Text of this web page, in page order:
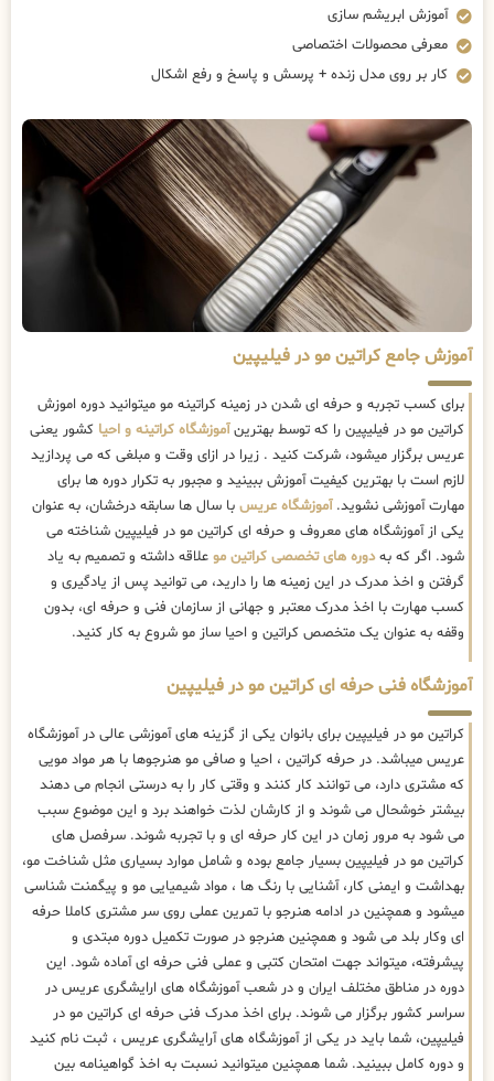
آموزش ابریشم سازی
معرفی محصولات اختصاصی
کار بر روی مدل زنده + پرسش و پاسخ و رفع اشکال
آموزش جامع کراتین مو در فیلیپین
برای کسب تجربه و حرفه ای شدن در زمینه کراتینه مو میتوانید دوره اموزش
کراتین مو در فیلیپین را که توسط بهترینآموزشگاه کراتینه و احیا کشور یعنی
عریس برگزار میشود، شرکت کنید . زیرا در ازای وقت و مبلغی که می پردازید
لازم است با بهترین کیفیت آموزش ببینید و مجبور به تکرار دوره ها برای
مهارت آموزشی نشوید.آموزشگاه عریس با سال ها سابقه درخشان، به عنوان
یکی از آموزشگاه های معروف و حرفه ای کراتین مو در فیلیپین شناخته می
شود. اگر که بهدوره های تخصصی کراتین مو علاقه داشته و تصمیم به یاد
گرفتن و اخذ مدرک در این زمینه ها را دارید، می توانید پس از یادگیری و
کسب مهارت با اخذ مدرک معتبر و جهانی از سازمان فنی و حرفه ای، بدون
وقفه به عنوان یک متخصص کراتین و احیا ساز مو شروع به کار کنید.
آموزشگاه فنی حرفه ای کراتین مو در فیلیپین
کراتین مو در فیلیپین برای بانوان یکی از گزینه های آموزشی عالی در آموزشگاه
عریس میباشد. در حرفه کراتین ، احیا و صافی مو هنرجوها با هر مواد مویی
که مشتری دارد، می توانند کار کنند و وقتی کار را به درستی انجام می دهند
بیشتر خوشحال می شوند و از کارشان لذت خواهند برد و این موضوع سبب
می شود به مرور زمان در این کار حرفه ای و با تجربه شوند. سرفصل های
کراتین مو در فیلیپین بسیار جامع بوده و شامل موارد بسیاری مثل شناخت مو،
بهداشت و ایمنی کار، آشنایی با رنگ ها ، مواد شیمیایی مو و پیگمنت شناسی
میشود و همچنین در ادامه هنرجو با تمرین عملی روی سر مشتری کاملا حرفه
ای وکار بلد می شود و همچنین هنرجو در صورت تکمیل دوره مبتدی و
پیشرفته، میتواند جهت امتحان کتبی و عملی فنی حرفه ای آماده شود. این
دوره در مناطق مختلف ایران و در شعب آموزشگاه های ارایشگری عریس در
سراسر کشور برگزار می شوند. برای اخذ مدرک فنی حرفه ای کراتین مو در
فیلیپین، شما باید در یکی از آموزشگاه های آرایشگری عریس ، ثبت نام کنید
و دوره کامل ببینید. شما همچنین میتوانید نسبت به اخذ گواهینامه بین